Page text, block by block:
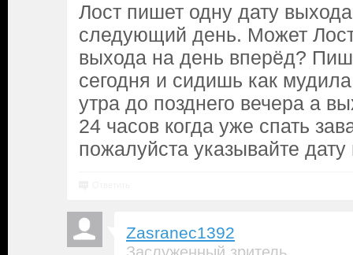
Лост пишет одну дату
следующий день. Может Лост
выхода на день вперёд?
сегодня и сидишь как
утра до позднего вечера а
24 часов когда уже спать
пожалуйста указывайте
Zasranec1392